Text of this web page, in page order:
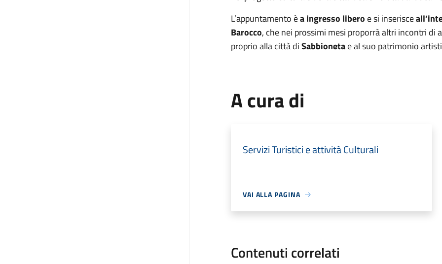
L’appuntamento èa ingresso libero e si inserisce
Barocco, che nei prossimi mesi proporrà altri incontri
proprio alla città diSabbionetae al suo patrimonio
A cura di
Servizi Turistici e attività Culturali
VAI ALLA PAGINA
Contenuti correlati